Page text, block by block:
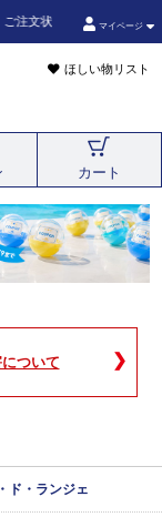
ってはこの限りではござ
マイページ
ほしい物リスト
カート
ついて ❯
ド・ランジェ